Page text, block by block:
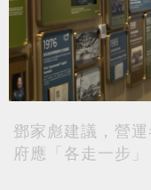
鄧家彪建議，營
府應「各走一步